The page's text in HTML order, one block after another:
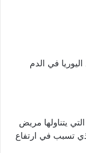
في الدم
يتناولها مريض
تسبب في ارتفاع